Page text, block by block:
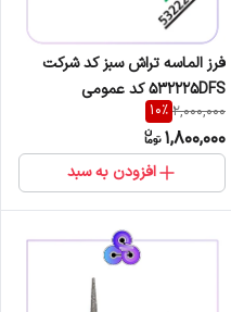
فرز الماسه تراش سبز کد شرکت
532225DFS کد عمومی
878/298/016
2,000,000
10%
1,800,000
افزودن به سبد